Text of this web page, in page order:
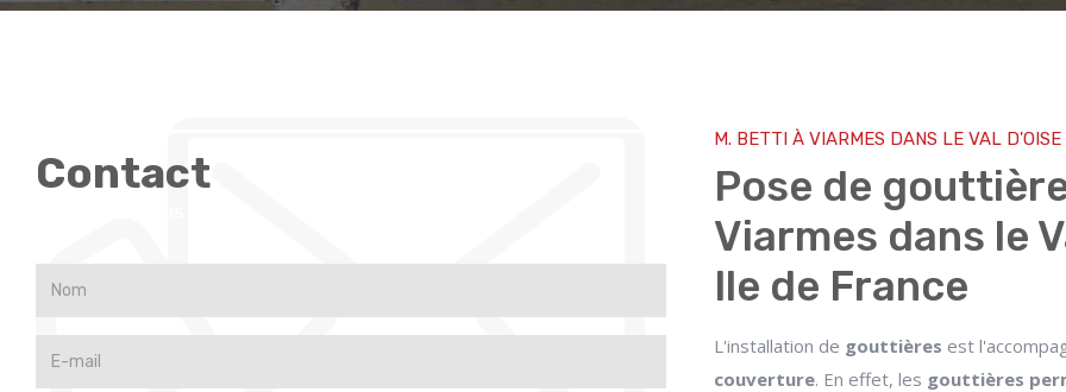
Contact
M. BETTI À VIARMES DANS LE VAL
Pose de
Viarmes dans le
Ile de France
L'installation de gouttières est
couverture. En effet, les gouttières